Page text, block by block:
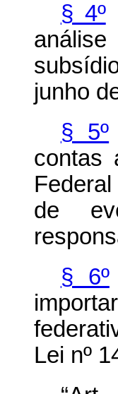
§ 4º
junho
§ 5º
contas
de
§ 6º
Lei nº